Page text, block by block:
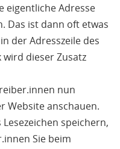
eigentliche Adresse
Das ist dann oft etwas
der Adresszeile des
wird dieser Zusatz
nun
Website anschauen.
speichern,
Sie beim